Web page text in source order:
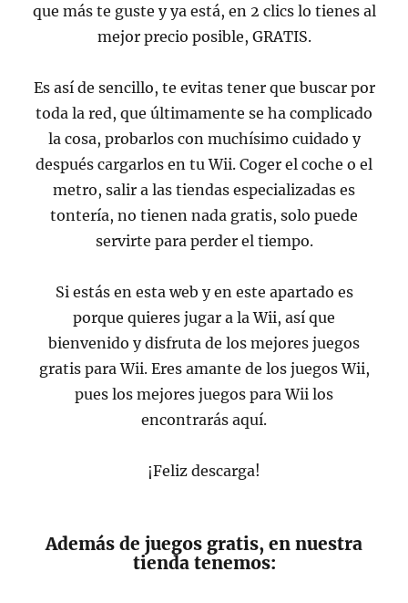
que más te guste y ya está, en 2 clics lo tienes al
mejor precio posible, GRATIS.
Es así de sencillo, te evitas tener que buscar por
toda la red, que últimamente se ha complicado
la cosa, probarlos con muchísimo cuidado y
después cargarlos en tu Wii. Coger el coche o el
metro, salir a las tiendas especializadas es
tontería, no tienen nada gratis, solo puede
servirte para perder el tiempo.
Si estás en esta web y en este apartado es
porque quieres jugar a la Wii, así que
bienvenido y disfruta de los mejores juegos
gratis para Wii. Eres amante de los juegos Wii,
pues los mejores juegos para Wii los
encontrarás aquí.
¡Feliz descarga!
Además de juegos gratis, en nuestra
tienda tenemos: